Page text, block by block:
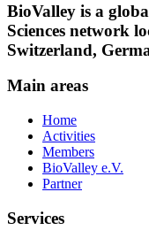
BioValley is a
Sciences network
Switzerland,
Main areas
Home
Activities
Members
BioValley e.V.
Partner
Services